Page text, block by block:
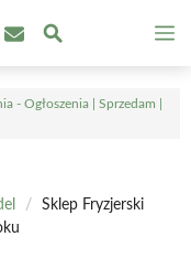
- Ogłoszenia | Sprzedam |
/
Sklep Fryzjerski